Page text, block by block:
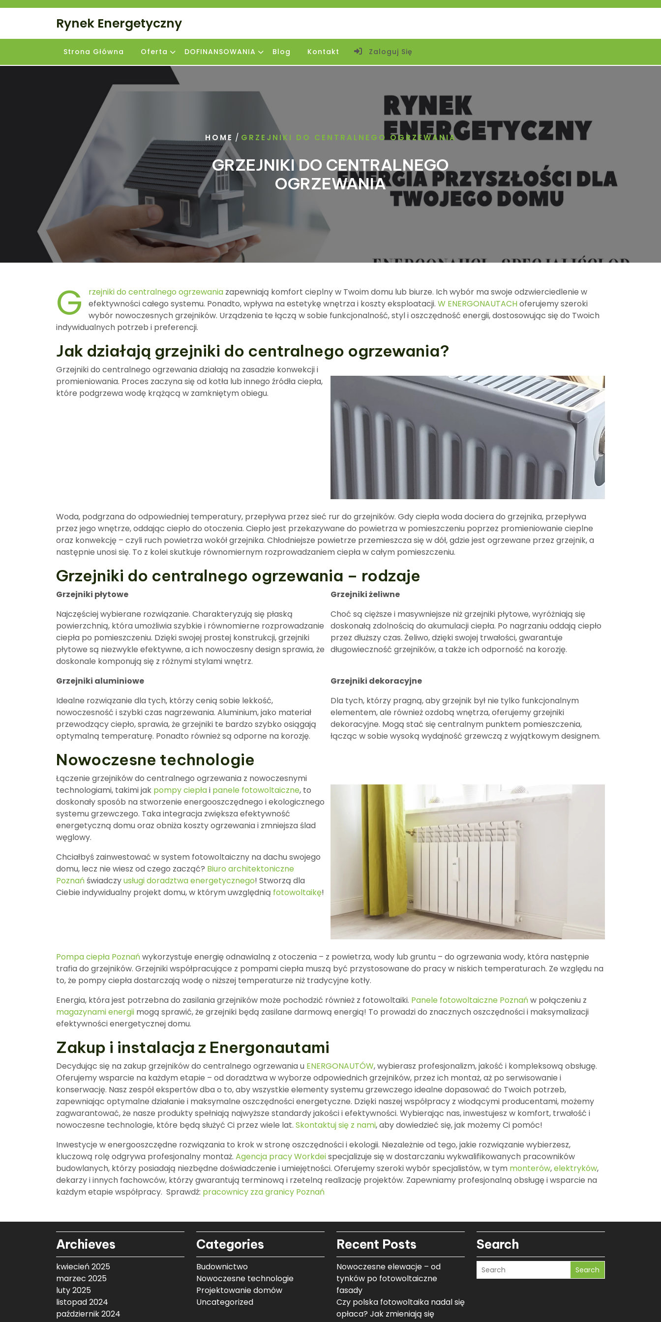
Skip
Rynek Energetyczny
Strona Główna Oferta DOFINANSOWANIA Blog Kontakt Zaloguj Się
HOME / GRZEJNIKI DO CENTRALNEGO OGRZEWANIA
GRZEJNIKI DO CENTRALNEGO
OGRZEWANIA
G rzejniki do centralnego ogrzewania zapewniają komfort cieplny w Twoim domu lub biurze. Ich wybór ma swoje odzwierciedlenie w
efektywności całego systemu. Ponadto, wpływa na estetykę wnętrza i koszty eksploatacji. W ENERGONAUTACHoferujemy szeroki
wybór nowoczesnych grzejników. Urządzenia te łączą w sobie funkcjonalność, styl i oszczędność energii, dostosowując się do Twoich
indywidualnych potrzeb i preferencji.
Jak działają grzejniki do centralnego ogrzewania?
Grzejniki do centralnego ogrzewania działają na zasadzie konwekcji i
promieniowania. Proces zaczyna się od kotła lub innego źródła ciepła,
które podgrzewa wodę krążącą w zamkniętym obiegu.
Woda, podgrzana do odpowiedniej temperatury, przepływa przez sieć rur do grzejników. Gdy ciepła woda dociera do grzejnika, przepływa
przez jego wnętrze, oddając ciepło do otoczenia. Ciepło jest przekazywane do powietrza w pomieszczeniu poprzez promieniowanie cieplne
oraz konwekcję – czyli ruch powietrza wokół grzejnika. Chłodniejsze powietrze przemieszcza się w dół, gdzie jest ogrzewane przez grzejnik, a
następnie unosi się. To z kolei skutkuje równomiernym rozprowadzaniem ciepła w całym pomieszczeniu.
Grzejniki do centralnego ogrzewania – rodzaje
Grzejniki płytowe
Najczęściej wybierane rozwiązanie. Charakteryzują się płaską
powierzchnią, która umożliwia szybkie i równomierne rozprowadzanie
ciepła po pomieszczeniu. Dzięki swojej prostej konstrukcji, grzejniki
płytowe są niezwykle efektywne, a ich nowoczesny design sprawia, że
doskonale komponują się z różnymi stylami wnętrz.
Grzejniki żeliwne
Choć są cięższe i masywniejsze niż grzejniki płytowe, wyróżniają się
doskonałą zdolnością do akumulacji ciepła. Po nagrzaniu oddają ciepło
przez dłuższy czas. Żeliwo, dzięki swojej trwałości, gwarantuje
długowieczność grzejników, a także ich odporność na korozję.
Grzejniki aluminiowe
Idealne rozwiązanie dla tych, którzy cenią sobie lekkość,
nowoczesność i szybki czas nagrzewania. Aluminium, jako materiał
przewodzący ciepło, sprawia, że grzejniki te bardzo szybko osiągają
optymalną temperaturę. Ponadto również są odporne na korozję.
Grzejniki dekoracyjne
Dla tych, którzy pragną, aby grzejnik był nie tylko funkcjonalnym
elementem, ale również ozdobą wnętrza, oferujemy grzejniki
dekoracyjne. Mogą stać się centralnym punktem pomieszczenia,
łącząc w sobie wysoką wydajność grzewczą z wyjątkowym designem.
Nowoczesne technologie
Łączenie grzejników do centralnego ogrzewania z nowoczesnymi
technologiami, takimi jak pompy ciepłai panele fotowoltaiczne, to
doskonały sposób na stworzenie energooszczędnego i ekologicznego
systemu grzewczego. Taka integracja zwiększa efektywność
energetyczną domu oraz obniża koszty ogrzewania i zmniejsza ślad
węglowy.
Chciałbyś zainwestować w system fotowoltaiczny na dachu swojego
domu, lecz nie wiesz od czego zacząć? Biuro architektoniczne
Poznań świadczyusługi doradztwa energetycznego! Stworzą dla
Ciebie indywidualny projekt domu, w którym uwzględnią fotowoltaikę!
Pompa ciepła Poznań wykorzystuje energię odnawialną z otoczenia – z powietrza, wody lub gruntu – do ogrzewania wody, która następnie
trafia do grzejników. Grzejniki współpracujące z pompami ciepła muszą być przystosowane do pracy w niskich temperaturach. Ze względu na
to, że pompy ciepła dostarczają wodę o niższej temperaturze niż tradycyjne kotły.
Energia, która jest potrzebna do zasilania grzejników może pochodzić również z fotowoltaiki. Panele fotowoltaiczne Poznań w połączeniu z
magazynami energii mogą sprawić, że grzejniki będą zasilane darmową energią! To prowadzi do znacznych oszczędności i maksymalizacji
efektywności energetycznej domu.
Zakup i instalacja z Energonautami
Decydując się na zakup grzejników do centralnego ogrzewania u ENERGONAUTÓW, wybierasz profesjonalizm, jakość i kompleksową obsługę.
Oferujemy wsparcie na każdym etapie – od doradztwa w wyborze odpowiednich grzejników, przez ich montaż, aż po serwisowanie i
konserwację. Nasz zespół ekspertów dba o to, aby wszystkie elementy systemu grzewczego idealne dopasować do Twoich potrzeb,
zapewniając optymalne działanie i maksymalne oszczędności energetyczne. Dzięki naszej współpracy z wiodącymi producentami, możemy
zagwarantować, że nasze produkty spełniają najwyższe standardy jakości i efektywności. Wybierając nas, inwestujesz w komfort, trwałość i
nowoczesne technologie, które będą służyć Ci przez wiele lat. Skontaktuj się z nami, aby dowiedzieć się, jak możemy Ci pomóc!
Inwestycje w energooszczędne rozwiązania to krok w stronę oszczędności i ekologii. Niezależnie od tego, jakie rozwiązanie wybierzesz,
kluczową rolę odgrywa profesjonalny montaż. Agencja pracy Workdeispecjalizuje się w dostarczaniu wykwalifikowanych pracowników
budowlanych, którzy posiadają niezbędne doświadczenie i umiejętności. Oferujemy szeroki wybór specjalistów, w tym monterów,elektryków,
dekarzy i innych fachowców, którzy gwarantują terminową i rzetelną realizację projektów. Zapewniamy profesjonalną obsługę i wsparcie na
każdym etapie współpracy. Sprawdź: pracownicy zza granicy Poznań
Archieves
kwiecień 2025
marzec 2025
luty 2025
listopad 2024
październik 2024
Categories
Budownictwo
Nowoczesne technologie
Projektowanie domów
Uncategorized
Recent Posts
Nowoczesne elewacje – od
tynków po fotowoltaiczne
fasady
Czy polska fotowoltaika nadal się
opłaca? Jak zmieniają się
Search
Search